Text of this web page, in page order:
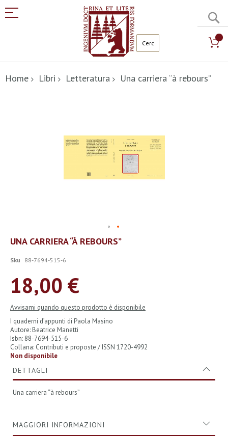
al
contenuto
Home Libri Letteratura Una carriera “à rebours”
Vai
all'inizio
galleria
immagini
UNA CARRIERA “À REBOURS”
Sku 88-7694-515-6
18,00 €
Avvisami quando questo prodotto è disponibile
I quaderni d’appunti di Paola Masino
Autore: Beatrice Manetti
Isbn: 88-7694-515-6
Collana: Contributi e proposte / ISSN 1720-4992
Non disponibile
DETTAGLI
Una carriera “à rebours”
MAGGIORI INFORMAZIONI